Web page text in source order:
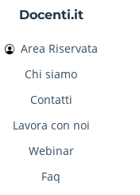
Docenti.it
Area Riservata
Chi siamo
Contatti
Lavora con noi
Webinar
Faq